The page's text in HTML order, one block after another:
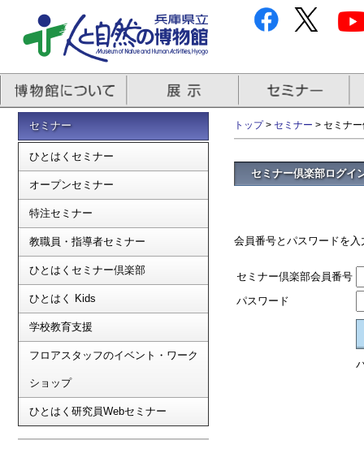
セミナー
ひとはくセミナー
オープンセミナー
特注セミナー
教職員・指導者セミナー
ひとはくセミナー倶楽部
ひとはく Kids
学校教育支援
フロアスタッフのイベント・ワーク
ショップ
ひとはく研究員Webセミナー
トップ> セミナー > セミナ
セミナー倶楽部ログイ
会員番号とパスワードを
セミナー倶楽部会員番号
パスワード